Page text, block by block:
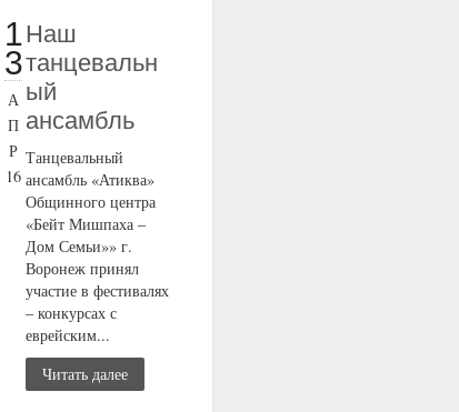
1
3
А
П
Р
16
Наш
танцевальн
ый
ансамбль
Танцевальный
ансамбль «Атиква»
Общинного центра
«Бейт Мишпаха –
Дом Семьи»» г.
Воронеж принял
участие в фестивалях
– конкурсах с
еврейским...
Читать далее